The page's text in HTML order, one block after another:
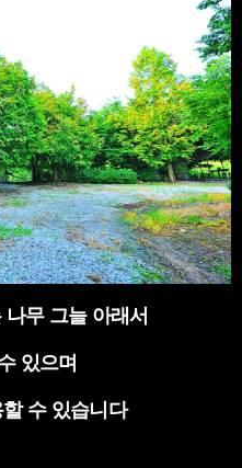
무 그늘 아래서
있으며
수 있습니다